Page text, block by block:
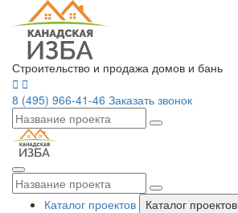
Строительство и продажа домов и бань
8 (495) 966-41-46 Заказать звонок
Каталог проектов
Каталог проектов